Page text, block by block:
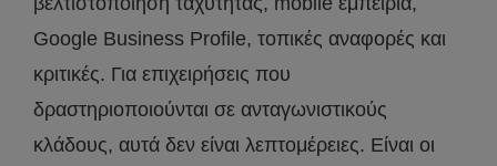
Google Business Profile, τοπικές αναφορές και
κριτικές. Για επιχειρήσεις που
δραστηριοποιούνται σε ανταγωνιστικούς
κλάδους, αυτά δεν είναι λεπτομέρειες. Είναι οι